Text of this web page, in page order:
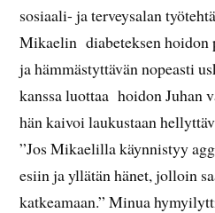
sosiaali- ja terveysalan
Mikaelin diabeteksen hoidon
ja hämmästyttävän nopeasti
kanssa luottaa hoidon Juhan
hän kaivoi laukustaan
”Jos Mikaelilla käynnistyy
esiin ja yllätän hänet, jolloin
katkeamaan.” Minua